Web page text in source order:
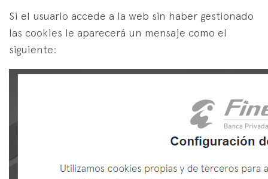
Si el usuario accede a la web sin haber gestionado
las cookies le aparecerá un mensaje como el
siguiente: